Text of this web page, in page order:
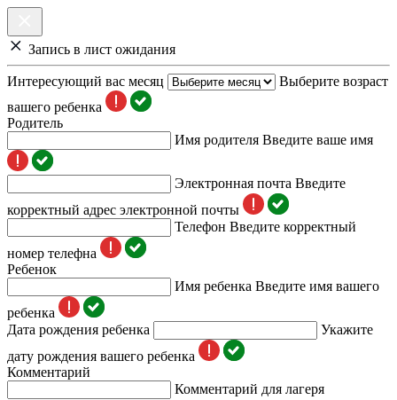
Запись в лист ожидания
Интересующий вас месяц
Выберите возраст
вашего ребенка
Родитель
Имя родителя Введите ваше имя
Электронная почта Введите
корректный адрес электронной почты
Телефон Введите корректный
номер телефна
Ребенок
Имя ребенка Введите имя вашего
ребенка
Дата рождения ребенка
Укажите
дату рождения вашего ребенка
Комментарий
Комментарий для лагеря